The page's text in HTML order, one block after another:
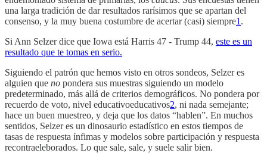
una larga tradición de dar resultados rarísimos que se apartan del
consenso, y la muy buena costumbre de acertar (casi) siempre1 .
Si Ann Selzer dice que Iowa está Harris 47 - Trump 44, este es un
resultado que te tomas en serio.
Siguiendo el patrón que hemos visto en otros sondeos, Selzer es
alguien que no pondera sus muestras siguiendo un modelo
predeterminado, más allá de criterios demográficos. No pondera por
recuerdo de voto, nivel educativoeducativos2, ni nada semejante;
hace un buen muestreo, y deja que los datos “hablen”. En muchos
sentidos, Selzer es un dinosaurio estadístico en estos tiempos de
tasas de respuesta ínfimas y modelos sobre participación y respuesta
recontraeleborados. Lo que sale, sale, y suele salir bien.